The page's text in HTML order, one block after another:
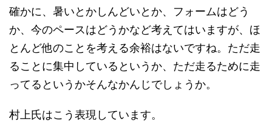
確かに、暑いとかしんどいとか、フォームはどう
か、今のペースはどうかなど考えてはいますが、ほ
とんど他のことを考える余裕はないですね。ただ走
ることに集中しているというか、ただ走るために走
ってるというかそんなかんじでしょうか。
村上氏はこう表現しています。